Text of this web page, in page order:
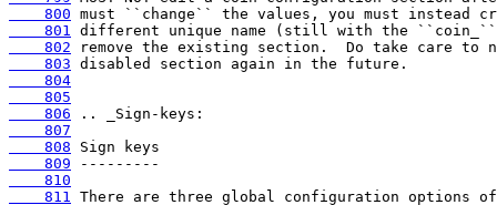
    800
    801
    802
    803
    804
    805
    806
    807
    808
    809
    810
    811